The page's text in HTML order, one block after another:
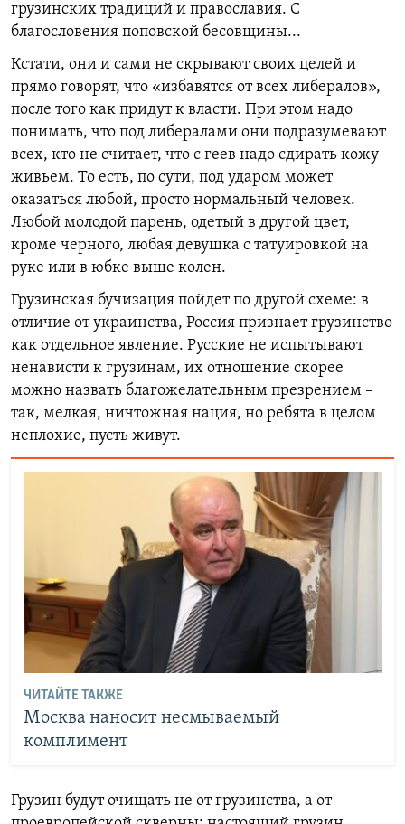
грузинских традиций и православия. С
благословения поповской бесовщины...
Кстати, они и сами не скрывают своих целей и
прямо говорят, что «избавятся от всех либералов»,
после того как придут к власти. При этом надо
понимать, что под либералами они подразумевают
всех, кто не считает, что с геев надо сдирать кожу
живьем. То есть, по сути, под ударом может
оказаться любой, просто нормальный человек.
Любой молодой парень, одетый в другой цвет,
кроме черного, любая девушка с татуировкой на
руке или в юбке выше колен.
Грузинская бучизация пойдет по другой схеме: в
отличие от украинства, Россия признает грузинство
как отдельное явление. Русские не испытывают
ненависти к грузинам, их отношение скорее
можно назвать благожелательным презрением –
так, мелкая, ничтожная нация, но ребята в целом
неплохие, пусть живут.
ЧИТАЙТЕ ТАКЖЕ
Москва наносит несмываемый
комплимент
Грузин будут очищать не от грузинства, а от